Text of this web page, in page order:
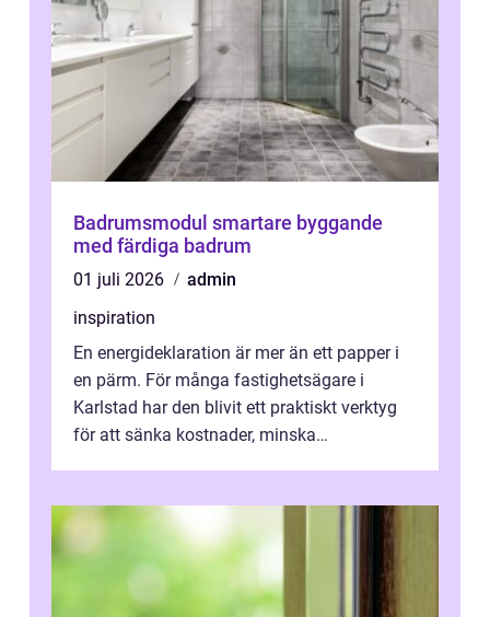
Badrumsmodul smartare byggande
med färdiga badrum
01 juli 2026
admin
inspiration
En energideklaration är mer än ett papper i
en pärm. För många fastighetsägare i
Karlstad har den blivit ett praktiskt verktyg
för att sänka kostnader, minska